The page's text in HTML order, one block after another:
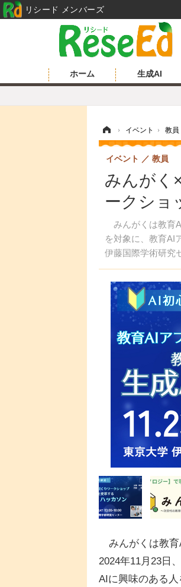
ホーム 生成AI
› イベント › 教員
みんがく
ークショ
みんがくは教育
を対象に、教育AI
伊藤国際学術研究
イベント 教員
みんがくは教育
2024年11月23日
AIに興味のある
リシード メンバーズ